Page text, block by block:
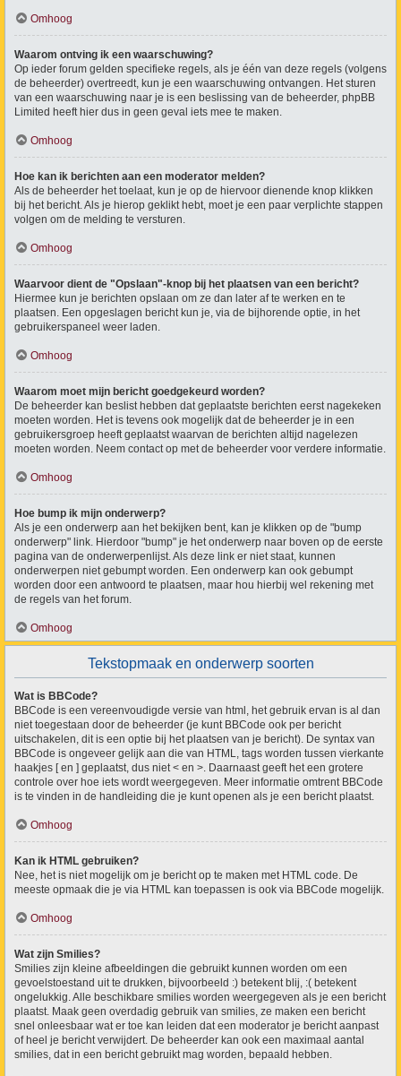
Omhoog
Waarom ontving ik een waarschuwing?
Op ieder forum gelden specifieke regels, als je één van deze regels (volgens
de beheerder) overtreedt, kun je een waarschuwing ontvangen. Het sturen
van een waarschuwing naar je is een beslissing van de beheerder, phpBB
Limited heeft hier dus in geen geval iets mee te maken.
Omhoog
Hoe kan ik berichten aan een moderator melden?
Als de beheerder het toelaat, kun je op de hiervoor dienende knop klikken
bij het bericht. Als je hierop geklikt hebt, moet je een paar verplichte stappen
volgen om de melding te versturen.
Omhoog
Waarvoor dient de "Opslaan"-knop bij het plaatsen van een bericht?
Hiermee kun je berichten opslaan om ze dan later af te werken en te
plaatsen. Een opgeslagen bericht kun je, via de bijhorende optie, in het
gebruikerspaneel weer laden.
Omhoog
Waarom moet mijn bericht goedgekeurd worden?
De beheerder kan beslist hebben dat geplaatste berichten eerst nagekeken
moeten worden. Het is tevens ook mogelijk dat de beheerder je in een
gebruikersgroep heeft geplaatst waarvan de berichten altijd nagelezen
moeten worden. Neem contact op met de beheerder voor verdere informatie.
Omhoog
Hoe bump ik mijn onderwerp?
Als je een onderwerp aan het bekijken bent, kan je klikken op de "bump
onderwerp" link. Hierdoor "bump" je het onderwerp naar boven op de eerste
pagina van de onderwerpenlijst. Als deze link er niet staat, kunnen
onderwerpen niet gebumpt worden. Een onderwerp kan ook gebumpt
worden door een antwoord te plaatsen, maar hou hierbij wel rekening met
de regels van het forum.
Omhoog
Tekstopmaak en onderwerp soorten
Wat is BBCode?
BBCode is een vereenvoudigde versie van html, het gebruik ervan is al dan
niet toegestaan door de beheerder (je kunt BBCode ook per bericht
uitschakelen, dit is een optie bij het plaatsen van je bericht). De syntax van
BBCode is ongeveer gelijk aan die van HTML, tags worden tussen vierkante
haakjes [ en ] geplaatst, dus niet < en >. Daarnaast geeft het een grotere
controle over hoe iets wordt weergegeven. Meer informatie omtrent BBCode
is te vinden in de handleiding die je kunt openen als je een bericht plaatst.
Omhoog
Kan ik HTML gebruiken?
Nee, het is niet mogelijk om je bericht op te maken met HTML code. De
meeste opmaak die je via HTML kan toepassen is ook via BBCode mogelijk.
Omhoog
Wat zijn Smilies?
Smilies zijn kleine afbeeldingen die gebruikt kunnen worden om een
gevoelstoestand uit te drukken, bijvoorbeeld :) betekent blij, :( betekent
ongelukkig. Alle beschikbare smilies worden weergegeven als je een bericht
plaatst. Maak geen overdadig gebruik van smilies, ze maken een bericht
snel onleesbaar wat er toe kan leiden dat een moderator je bericht aanpast
of heel je bericht verwijdert. De beheerder kan ook een maximaal aantal
smilies, dat in een bericht gebruikt mag worden, bepaald hebben.